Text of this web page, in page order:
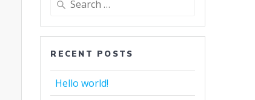
RECENT POSTS
Hello world!